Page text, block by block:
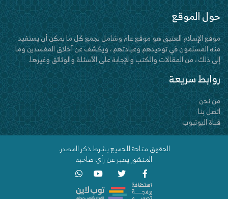
حول الموقع
موقع الإسلام العتيق هو موقع عام وشامل يجمع كل ما يمكن أن يستفيد
منه المسلمون في توحيدهم وعبادتهم ، ويكشف عن أخلاق المفسدين وما
إلى ذلك ، من المقالات والكتب والإجابة على الأسئلة والوثائق وغيرها.
روابط سريعة
من نحن
اتصل بنا
قناة اليوتيوب
الحقوق متاحة للجميع بشرط ذكر المصدر.
المنشور يعبر عن رأي صاحبه